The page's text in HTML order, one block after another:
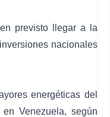
previsto llegar a la
nacionales
energéticas del
Venezuela, según